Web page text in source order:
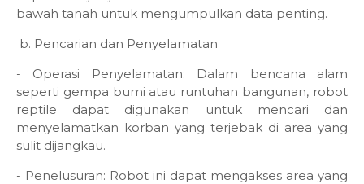
bawah tanah untuk mengumpulkan data penting.
b. Pencarian dan Penyelamatan
- Operasi Penyelamatan: Dalam bencana alam
seperti gempa bumi atau runtuhan bangunan, robot
reptile dapat digunakan untuk mencari dan
menyelamatkan korban yang terjebak di area yang
sulit dijangkau.
- Penelusuran: Robot ini dapat mengakses area yang